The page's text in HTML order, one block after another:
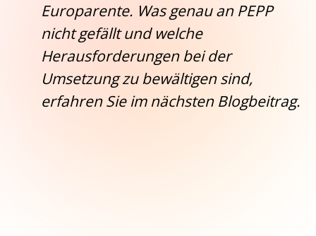
Europarente. Was genau an PEPP
nicht gefällt und welche
Herausforderungen bei der
Umsetzung zu bewältigen sind,
erfahren Sie im nächsten Blogbeitrag.